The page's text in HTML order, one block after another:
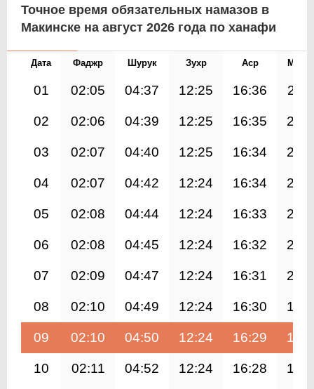
Точное время обязательных намазов в
Макинске на август 2026 года по ханафи
Дата Фаджр Шурук Зухр Аср
01 02:05 04:37 12:25 16:36
02 02:06 04:39 12:25 16:35
03 02:07 04:40 12:25 16:34
04 02:07 04:42 12:24 16:34
05 02:08 04:44 12:24 16:33
06 02:08 04:45 12:24 16:32
07 02:09 04:47 12:24 16:31
08 02:10 04:49 12:24 16:30
09 02:10 04:50 12:24 16:29
10 02:11 04:52 12:24 16:28